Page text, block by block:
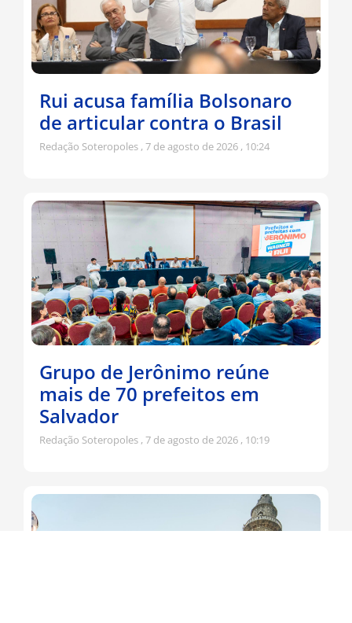
Rui acusa família Bolsonaro
de articular contra o Brasil
Redação Soteropoles 7 de agosto de 2026 10:24
Grupo de Jerônimo reúne
mais de 70 prefeitos em
Salvador
Redação Soteropoles 7 de agosto de 2026 10:19